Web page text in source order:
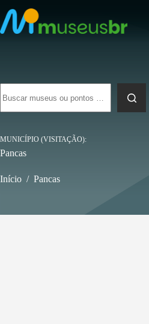
para
o
conteúdo
resultados
MUNICÍPIO (VISITAÇÃO)
Pancas
Início / Pancas